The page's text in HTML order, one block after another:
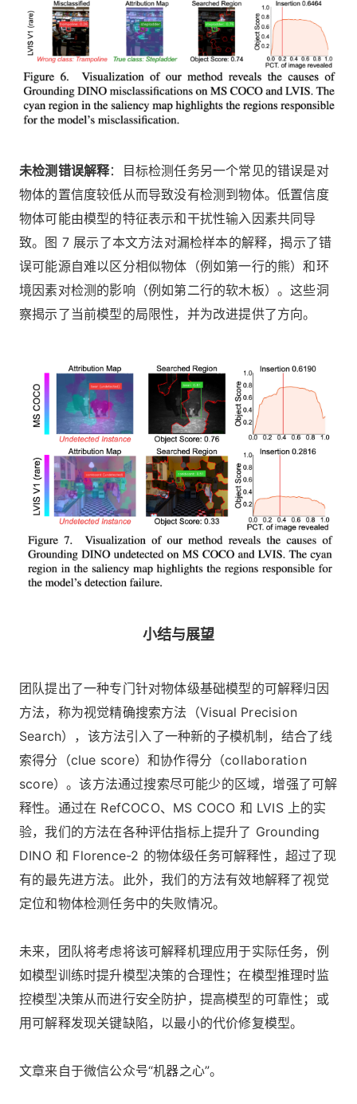
未检测错误解释：目标检测任务另一个常见的错误是对
物体的置信度较低从而导致没有检测到物体。低置信度
物体可能由模型的特征表示和干扰性输入因素共同导
致。图 7 展示了本文方法对漏检样本的解释，揭示了错
误可能源自难以区分相似物体（例如第一行的熊）和环
境因素对检测的影响（例如第二行的软木板）。这些洞
察揭示了当前模型的局限性，并为改进提供了方向。
小结与展望
团队提出了一种专门针对物体级基础模型的可解释归因
方法，称为视觉精确搜索方法（Visual Precision
Search），该方法引入了一种新的子模机制，结合了线
索得分（clue score）和协作得分（collaboration
score）。该方法通过搜索尽可能少的区域，增强了可解
释性。通过在 RefCOCO、MS COCO 和 LVIS 上的实
验，我们的方法在各种评估指标上提升了 Grounding
DINO 和 Florence-2 的物体级任务可解释性，超过了现
有的最先进方法。此外，我们的方法有效地解释了视觉
定位和物体检测任务中的失败情况。
未来，团队将考虑将该可解释机理应用于实际任务，例
如模型训练时提升模型决策的合理性；在模型推理时监
控模型决策从而进行安全防护，提高模型的可靠性；或
用可解释发现关键缺陷，以最小的代价修复模型。
文章来自于微信公众号“机器之心”。